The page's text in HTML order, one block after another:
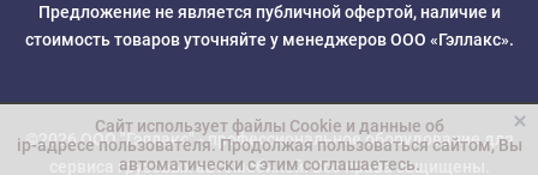
Предложение не является публичной офертой, наличие и
стоимость товаров уточняйте у менеджеров ООО «Гэллакс».
©2026 ООО "Гэллакс" -профессиональное оборудование для
сервиса грузовых автомобилей. Все права защищены.
Сайт использует файлы Cookie и данные об
ip-адресе пользователя. Продолжая пользоваться сайтом, Вы
автоматически с этим соглашаетесь.